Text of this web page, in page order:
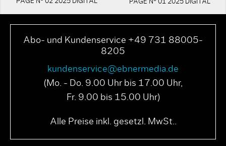
PAGE N° 02 2025 DIGITAL PAGE N° 01 2025 DIGITAL
Abo- und Kundenservice +49 731 88005-
8205
kundenservice@ebnermedia.de
(Mo. - Do. 9.00 Uhr bis 17.00 Uhr,
Fr. 9.00 bis 15.00 Uhr)
Alle Preise inkl. gesetzl. MwSt..